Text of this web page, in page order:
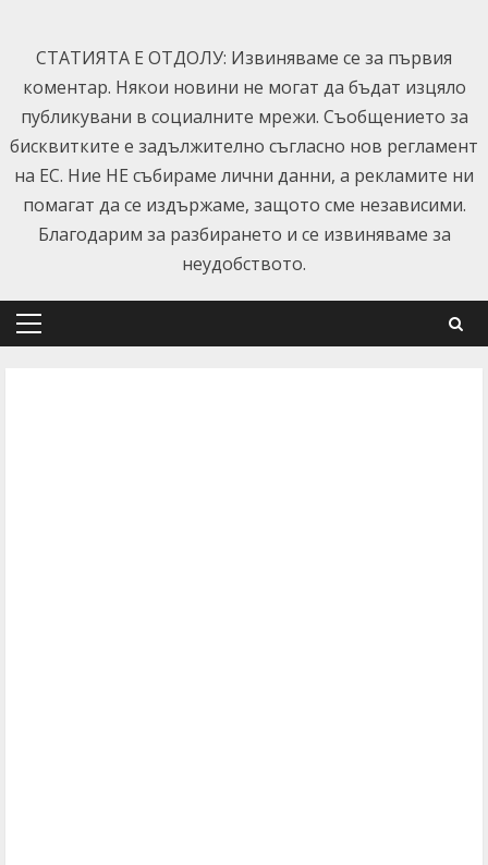
content
СТАТИЯТА Е ОТДОЛУ: Извиняваме се за първия
коментар. Някои новини не могат да бъдат изцяло
публикувани в социалните мрежи. Съобщението за
бисквитките е задължително съгласно нов регламент
на ЕС. Ние НЕ събираме лични данни, а рекламите ни
помагат да се издържаме, защото сме независими.
Благодарим за разбирането и се извиняваме за
неудобството.
Primary